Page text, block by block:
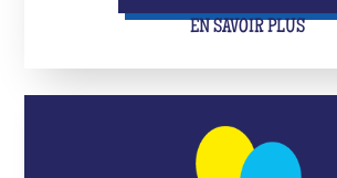
EN SAVOIR PLUS